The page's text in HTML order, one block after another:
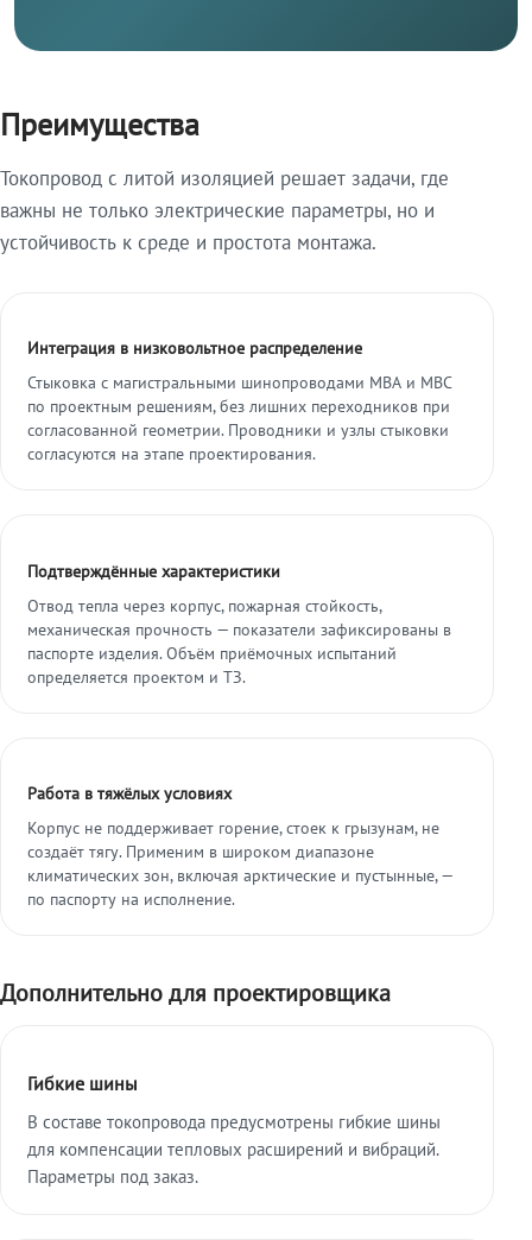
Преимущества
Токопровод с литой изоляцией решает задачи, где
важны не только электрические параметры, но и
устойчивость к среде и простота монтажа.
Интеграция в низковольтное распределение
Стыковка с магистральными шинопроводами МВА и МВС
по проектным решениям, без лишних переходников при
согласованной геометрии. Проводники и узлы стыковки
согласуются на этапе проектирования.
Подтверждённые характеристики
Отвод тепла через корпус, пожарная стойкость,
механическая прочность — показатели зафиксированы в
паспорте изделия. Объём приёмочных испытаний
определяется проектом и ТЗ.
Работа в тяжёлых условиях
Корпус не поддерживает горение, стоек к грызунам, не
создаёт тягу. Применим в широком диапазоне
климатических зон, включая арктические и пустынные, —
по паспорту на исполнение.
Дополнительно для проектировщика
Гибкие шины
В составе токопровода предусмотрены гибкие шины
для компенсации тепловых расширений и вибраций.
Параметры под заказ.